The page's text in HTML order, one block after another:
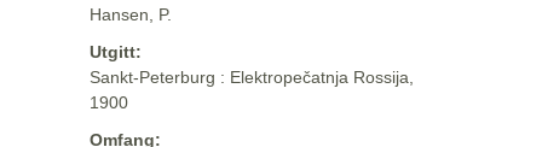
Hansen, P.
Utgitt:
Sankt-Peterburg : Elektropečatnja Rossija,
1900
Omfang: